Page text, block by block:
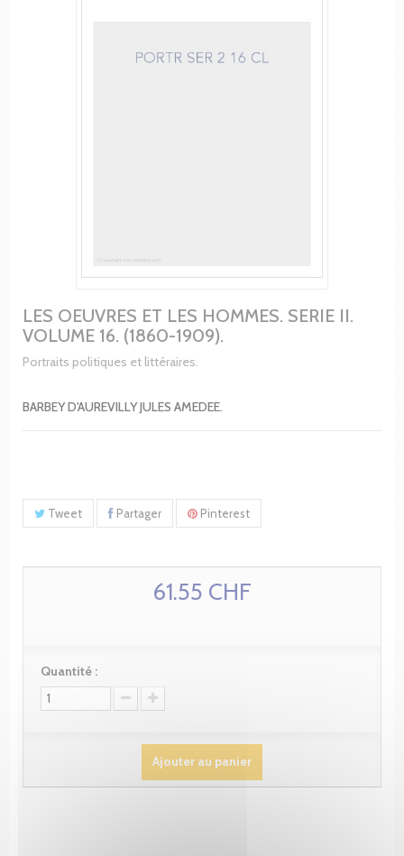
LES OEUVRES ET LES HOMMES. SERIE II.
VOLUME 16. (1860-1909).
Portraits politiques et littéraires.
BARBEY D'AUREVILLY JULES AMEDEE.
Tweet Partager Pinterest
61.55 CHF
Quantité :
Ajouter au panier